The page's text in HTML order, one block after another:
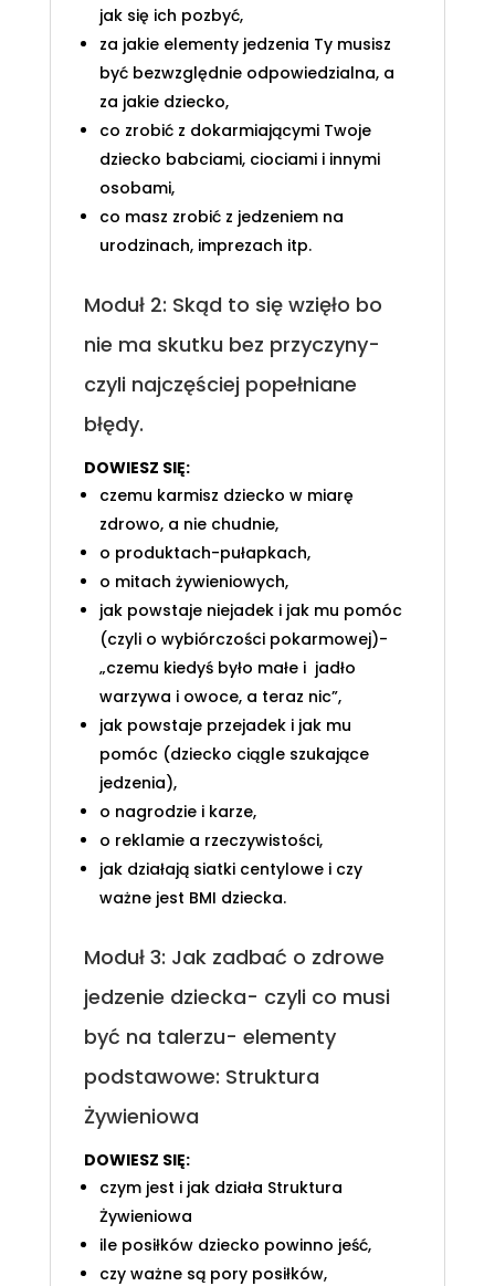
jak się ich pozbyć,
za jakie elementy jedzenia Ty musisz
być bezwzględnie odpowiedzialna, a
za jakie dziecko,
co zrobić z dokarmiającymi Twoje
dziecko babciami, ciociami i innymi
osobami,
co masz zrobić z jedzeniem na
urodzinach, imprezach itp.
Moduł 2: Skąd to się wzięło bo
nie ma skutku bez przyczyny-
czyli najczęściej popełniane
błędy.
DOWIESZ SIĘ:
czemu karmisz dziecko w miarę
zdrowo, a nie chudnie,
o produktach-pułapkach,
o mitach żywieniowych,
jak powstaje niejadek i jak mu pomóc
(czyli o wybiórczości pokarmowej)-
„czemu kiedyś było małe i jadło
warzywa i owoce, a teraz nic”,
jak powstaje przejadek i jak mu
pomóc (dziecko ciągle szukające
jedzenia),
o nagrodzie i karze,
o reklamie a rzeczywistości,
jak działają siatki centylowe i czy
ważne jest BMI dziecka.
Moduł 3: Jak zadbać o zdrowe
jedzenie dziecka- czyli co musi
być na talerzu- elementy
podstawowe: Struktura
Żywieniowa
DOWIESZ SIĘ:
czym jest i jak działa Struktura
Żywieniowa
ile posiłków dziecko powinno jeść,
czy ważne są pory posiłków,